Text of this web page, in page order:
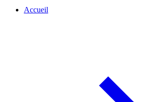
Accueil